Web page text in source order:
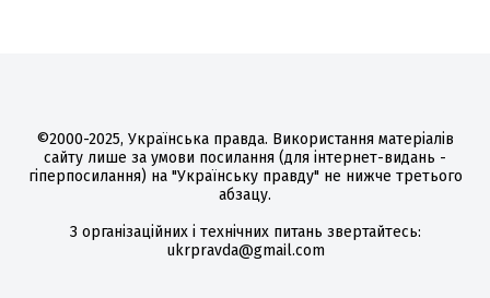
©2000-2025, Українська правда. Використання матеріалів
сайту лише за умови посилання (для інтернет-видань -
гіперпосилання) на "Українську правду" не нижче третього
абзацу.
З організаційних і технічних питань звертайтесь:
ukrpravda@gmail.com